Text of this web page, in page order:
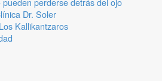
Dr. Soler
Kallikantzaros